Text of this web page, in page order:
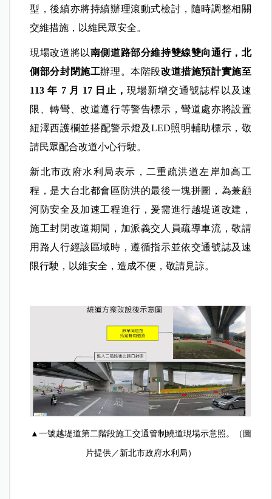
型，後續亦將持續辦理滾動式檢討，隨時調整相關
交維措施，以維民眾安全。
現場改道將以南側道路部分維持雙線雙向通行，北
側部分封閉施工辦理。本階段改道措施預計實施至
113年 7 月 17 日止， 現場新增交通號誌桿以及速
限、轉彎、改道遵行等警告標示，彎道處亦將設置
紐澤西護欄並搭配警示燈及LED照明輔助標示，敬
請民眾配合改道小心行駛。
新北市政府水利局表示，二重疏洪道左岸加高工
程，是大台北都會區防洪的最後一塊拼圖，為兼顧
河防安全及加速工程進行，爰需進行越堤道改建，
施工封閉改道期間，加派義交人員疏導車流，敬請
用路人行經該區域時，遵循指示並依交通號誌及速
限行駛，以維安全，造成不便，敬請見諒。
▲一號越堤道第二階段施工交通管制繞道現場示意照。（圖
片提供／新北市政府水利局）